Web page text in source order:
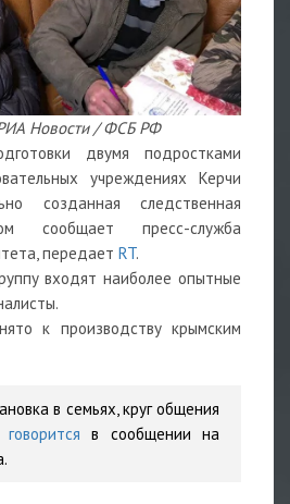
Новости / ФСБ РФ
двумя подростками
учреждениях Керчи
созданная следственная
сообщает пресс-служба
передает RT.
входят наиболее опытные
к производству крымским
в семьях, круг общения
говорится в сообщении на